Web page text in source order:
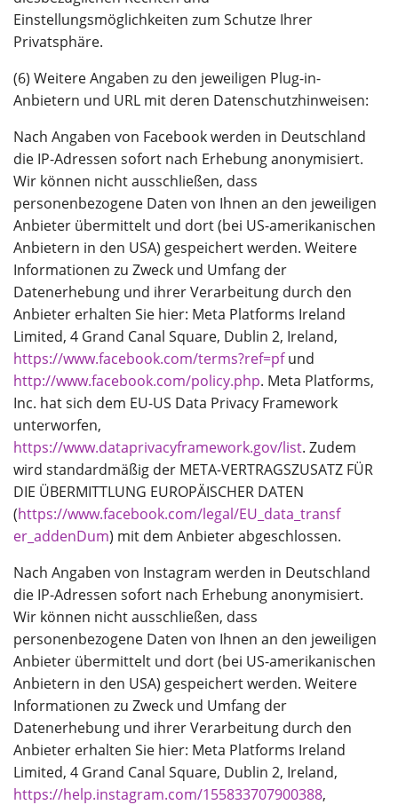
Einstellungsmöglichkeiten zum Schutze Ihrer
Privatsphäre.
(6) Weitere Angaben zu den jeweiligen Plug-in-
Anbietern und URL mit deren Datenschutzhinweisen:
Nach Angaben von Facebook werden in Deutschland
die IP-Adressen sofort nach Erhebung anonymisiert.
Wir können nicht ausschließen, dass
personenbezogene Daten von Ihnen an den jeweiligen
Anbieter übermittelt und dort (bei US-amerikanischen
Anbietern in den USA) gespeichert werden. Weitere
Informationen zu Zweck und Umfang der
Datenerhebung und ihrer Verarbeitung durch den
Anbieter erhalten Sie hier: Meta Platforms Ireland
Limited, 4 Grand Canal Square, Dublin 2, Ireland,
https://www.facebook.com/terms?ref=pfund
http://www.facebook.com/policy.php. Meta Platforms,
Inc. hat sich dem EU-US Data Privacy Framework
unterworfen,
https://www.dataprivacyframework.gov/list. Zudem
wird standardmäßig der META-VERTRAGSZUSATZ FÜR
DIE ÜBERMITTLUNG EUROPÄISCHER DATEN
(https://www.facebook.com/legal/EU_data_transf
er_addenDum) mit dem Anbieter abgeschlossen.
Nach Angaben von Instagram werden in Deutschland
die IP-Adressen sofort nach Erhebung anonymisiert.
Wir können nicht ausschließen, dass
personenbezogene Daten von Ihnen an den jeweiligen
Anbieter übermittelt und dort (bei US-amerikanischen
Anbietern in den USA) gespeichert werden. Weitere
Informationen zu Zweck und Umfang der
Datenerhebung und ihrer Verarbeitung durch den
Anbieter erhalten Sie hier: Meta Platforms Ireland
Limited, 4 Grand Canal Square, Dublin 2, Ireland,
https://help.instagram.com/155833707900388,